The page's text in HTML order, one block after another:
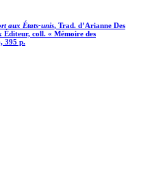
aux États-unis, Trad. d’Arianne Des
coll. « Mémoire des
395 p.